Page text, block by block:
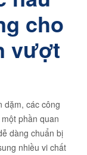
cho
vượt
dặm, các công
phần quan
dàng chuẩn bị
nhiều vi chất